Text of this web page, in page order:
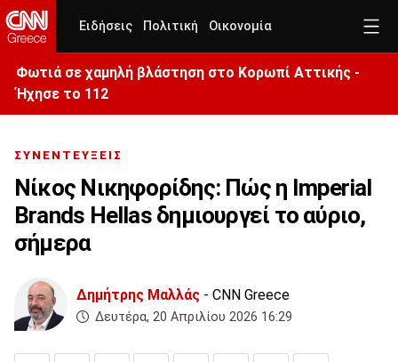
Ειδήσεις Πολιτική Οικονομία
Φωτιά σε χαμηλή βλάστηση στο Κορωπί Αττικής -
Ήχησε το 112
ΣΥΝΕΝΤΕΥΞΕΙΣ
Νίκος Νικηφορίδης: Πώς η Imperial
Brands Hellas δημιουργεί το αύριο,
σήμερα
Δημήτρης Μαλλάς - CNN Greece
Δευτέρα, 20 Απριλίου 2026 16:29